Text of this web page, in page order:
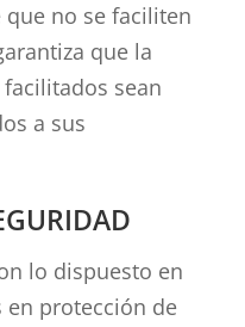
que no se faciliten
que la
sean
a sus
lo dispuesto en
en protección de